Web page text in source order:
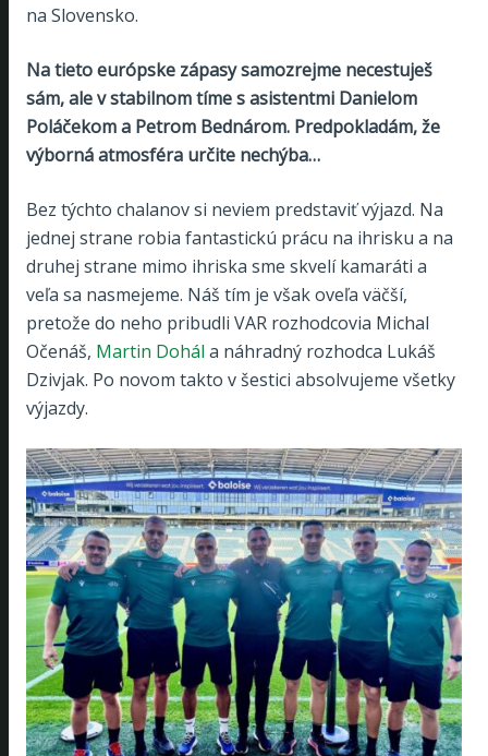
na Slovensko.
Na tieto európske zápasy samozrejme necestuješ
sám, ale v stabilnom tíme s asistentmi Danielom
Poláčekom a Petrom Bednárom. Predpokladám, že
výborná atmosféra určite nechýba…
Bez týchto chalanov si neviem predstaviť výjazd. Na
jednej strane robia fantastickú prácu na ihrisku a na
druhej strane mimo ihriska sme skvelí kamaráti a
veľa sa nasmejeme. Náš tím je však oveľa väčší,
pretože do neho pribudli VAR rozhodcovia Michal
Očenáš, Martin Dohál a náhradný rozhodca Lukáš
Dzivjak. Po novom takto v šestici absolvujeme všetky
výjazdy.